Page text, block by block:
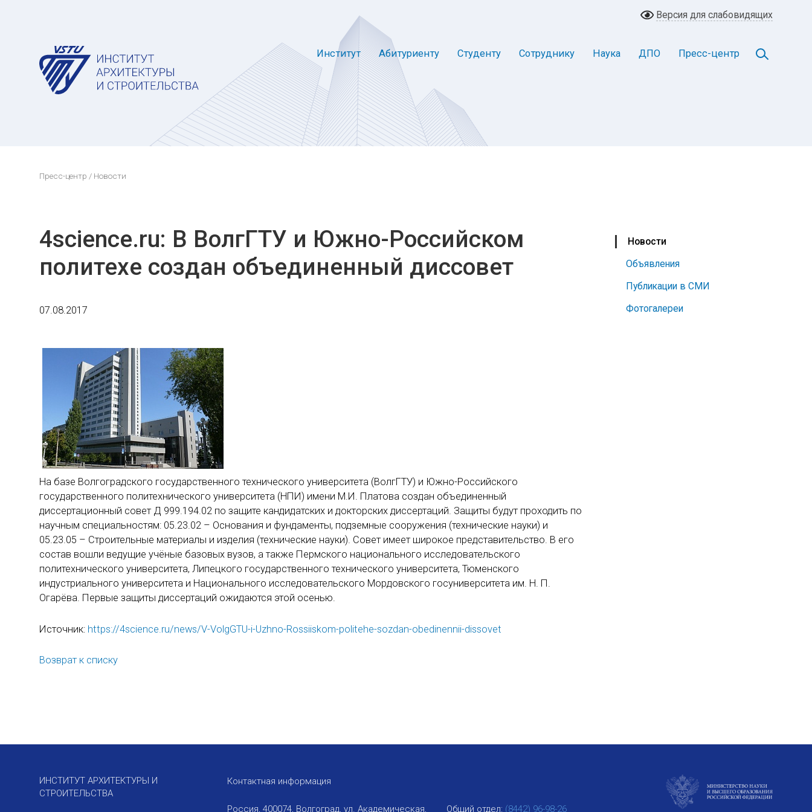
Версия для слабовидящих
Институт Абитуриенту Студенту Сотруднику Наука ДПО Пресс-центр
Пресс-центр / Новости
Новости
Объявления
Публикации в СМИ
Фотогалереи
4science.ru: В ВолгГТУ и Южно-Российском
политехе создан объединенный диссовет
07.08.2017
На базе Волгоградского государственного технического университета (ВолгГТУ) и Южно-Российского
государственного политехнического университета (НПИ) имени М.И. Платова создан объединенный
диссертационный совет Д 999.194.02 по защите кандидатских и докторских диссертаций. Защиты будут проходить по
научным специальностям: 05.23.02 – Основания и фундаменты, подземные сооружения (технические науки) и
05.23.05 – Строительные материалы и изделия (технические науки). Совет имеет широкое представительство. В его
состав вошли ведущие учёные базовых вузов, а также Пермского национального исследовательского
политехнического университета, Липецкого государственного технического университета, Тюменского
индустриального университета и Национального исследовательского Мордовского госуниверситета им. Н. П.
Огарёва. Первые защиты диссертаций ожидаются этой осенью.
Источник: https://4science.ru/news/V-VolgGTU-i-Uzhno-Rossiiskom-politehe-sozdan-obedinennii-dissovet
Возврат к списку
ИНСТИТУТ АРХИТЕКТУРЫ И
СТРОИТЕЛЬСТВА
Контактная информация
Россия, 400074, Волгоград, ул. Академическая, Общий отдел: (8442) 96-98-26